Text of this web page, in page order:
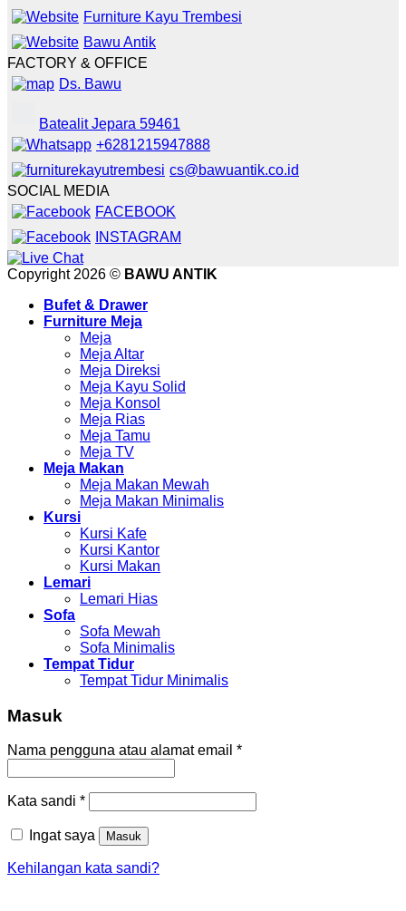
Furniture Kayu Trembesi
Bawu Antik
FACTORY & OFFICE
Ds. Bawu
+6281215947888
SOCIAL MEDIA
Copyright 2026 ©
Furniture Meja
Meja
Meja Altar
Meja Direksi
Meja Kayu Solid
Meja Konsol
Meja Rias
Meja Tamu
Meja TV
Meja Makan
Meja Makan Mewah
Meja Makan Minimalis
Kursi
Kursi Kafe
Kursi Kantor
Kursi Makan
Lemari
Lemari Hias
Sofa
Sofa Minimalis
Tempat Tidur
Tempat Tidur Minimalis
Masuk
Nama pengguna atau alamat email *
Kata sandi *
Ingat saya Masuk
Kehilangan kata sandi?